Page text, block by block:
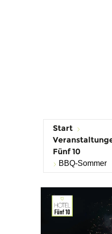
Start
Fünf 10
BBQ-Sommer